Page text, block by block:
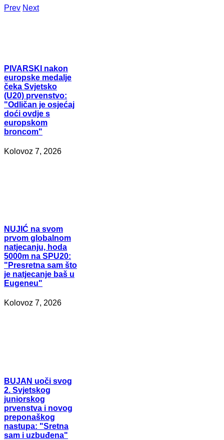
Prev Next
PIVARSKI nakon
europske medalje
čeka Svjetsko
(U20) prvenstvo:
"Odličan je osjećaj
doći ovdje s
europskom
broncom"
Kolovoz 7, 2026
NUJIĆ na svom
prvom globalnom
natjecanju, hoda
5000m na SPU20:
"Presretna sam što
je natjecanje baš u
Eugeneu"
Kolovoz 7, 2026
BUJAN uoči svog
2. Svjetskog
juniorskog
prvenstva i novog
preponaškog
nastupa: "Sretna
sam i uzbuđena"